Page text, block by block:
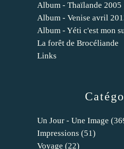
Un Jour - Une Image
Impressions (51)
Voyage (22)
Album - Thaïlande 2005
Album - Venise avril
Album - Yéti c'est mon
La forêt de Brocéliande
Links